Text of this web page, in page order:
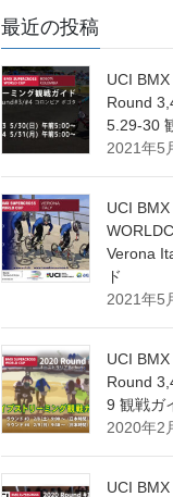
最近の投稿
UCI
Round
5.29-30
2021年5
UCI
Verona
ド
2021年5
UCI
Round
9 観戦ガ
2020年2
UCI